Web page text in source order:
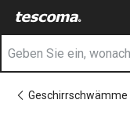
Sie befinden sich auf
Geschirrschwämme